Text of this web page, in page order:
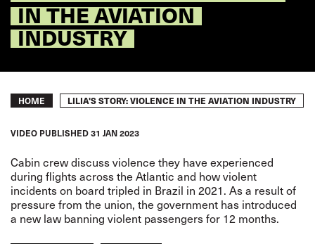
IN THE AVIATION
INDUSTRY
Breadcrumb
HOME LILIA'S STORY: VIOLENCE IN THE AVIATION INDUSTRY
VIDEO PUBLISHED31 JAN 2023
Cabin crew discuss violence they have experienced
during flights across the Atlantic and how violent
incidents on board tripled in Brazil in 2021. As a result of
pressure from the union, the government has introduced
a new law banning violent passengers for 12 months.